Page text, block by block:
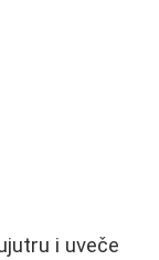
i uveče